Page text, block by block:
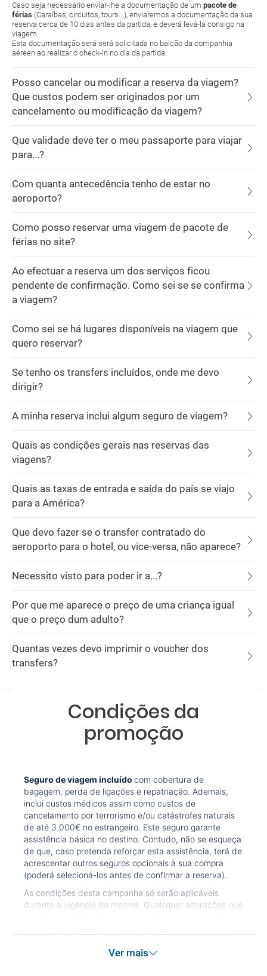
Caso seja necessário enviar-lhe a documentação de um pacote de
férias (Caraíbas, circuitos, tours...), enviaremos a documentação da sua
reserva cerca de 10 dias antes da partida, e deverá levá-la consigo na
viagem.
Esta documentação será será solicitada no balcão da companhia
aéreen ao realizar o check-in no dia da partida.
Posso cancelar ou modificar a reserva da viagem?
Que custos podem ser originados por um
cancelamento ou modificação da viagem?
Que validade deve ter o meu passaporte para viajar
para...?
Com quanta antecedência tenho de estar no
aeroporto?
Como posso reservar uma viagem de pacote de
férias no site?
Ao efectuar a reserva um dos serviços ficou
pendente de confirmação. Como sei se se confirma
a viagem?
Como sei se há lugares disponíveis na viagem que
quero reservar?
Se tenho os transfers incluídos, onde me devo
dirigir?
A minha reserva inclui algum seguro de viagem?
Quais as condições gerais nas reservas das
viagens?
Quais as taxas de entrada e saída do país se viajo
para a América?
Que devo fazer se o transfer contratado do
aeroporto para o hotel, ou vice-versa, não aparece?
Necessito visto para poder ir a...?
Por que me aparece o preço de uma criança igual
que o preço dum adulto?
Quantas vezes devo imprimir o voucher dos
transfers?
Condições da
promoção
Seguro de viagem incluído com cobertura de
bagagem, perda de ligações e repatriação. Ademais,
inclui custos médicos assim como custos de
cancelamento por terrorismo e/ou catástrofes naturais
de até 3.000€ no estrangeiro. Este seguro garante
assistência básica no destino. Contudo, não se esqueça
de que, caso pretenda reforçar esta assistência, terá de
acrescentar outros seguros opcionais à sua compra
(poderá selecioná-los antes de confirmar a reserva).
As condições desta campanha só serão aplicáveis
durante a vigência da mesma. Quaisquer alterações que
Ver mais